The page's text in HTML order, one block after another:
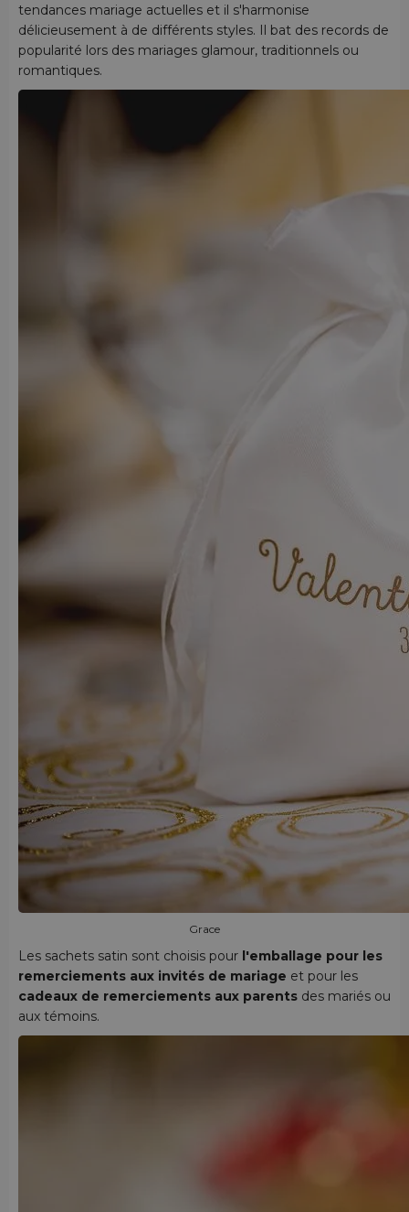
tendances mariage actuelles et il s'harmonise
délicieusement à de différents styles. Il bat des records de
popularité lors des mariages glamour, traditionnels ou
romantiques.
Grace
Les sachets satin sont choisis pour l'emballage pour les
remerciements aux invités de mariage et pour les
cadeaux de remerciements aux parents des mariés ou
aux témoins.